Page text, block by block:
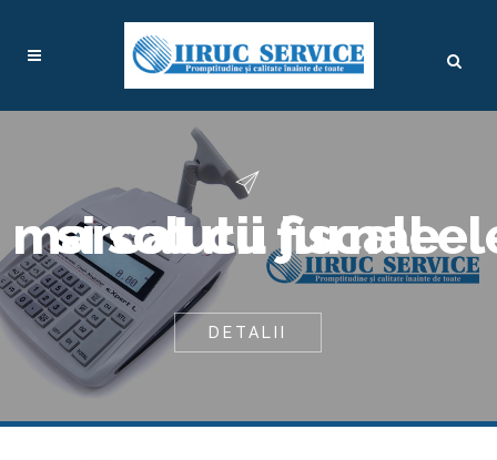
marcat cu jurnal
DETALII
si solutii fiscale